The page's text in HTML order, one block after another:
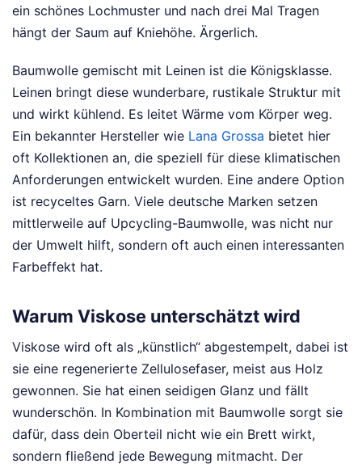
ein schönes Lochmuster und nach drei Mal Tragen
hängt der Saum auf Kniehöhe. Ärgerlich.
Baumwolle gemischt mit Leinen ist die Königsklasse.
Leinen bringt diese wunderbare, rustikale Struktur mit
und wirkt kühlend. Es leitet Wärme vom Körper weg.
Ein bekannter Hersteller wie Lana Grossa bietet hier
oft Kollektionen an, die speziell für diese klimatischen
Anforderungen entwickelt wurden. Eine andere Option
ist recyceltes Garn. Viele deutsche Marken setzen
mittlerweile auf Upcycling-Baumwolle, was nicht nur
der Umwelt hilft, sondern oft auch einen interessanten
Farbeffekt hat.
Warum Viskose unterschätzt wird
Viskose wird oft als „künstlich“ abgestempelt, dabei ist
sie eine regenerierte Zellulosefaser, meist aus Holz
gewonnen. Sie hat einen seidigen Glanz und fällt
wunderschön. In Kombination mit Baumwolle sorgt sie
dafür, dass dein Oberteil nicht wie ein Brett wirkt,
sondern fließend jede Bewegung mitmacht. Der